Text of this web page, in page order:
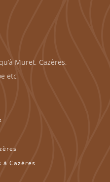
Muret, Cazères,
etc
à Cazères